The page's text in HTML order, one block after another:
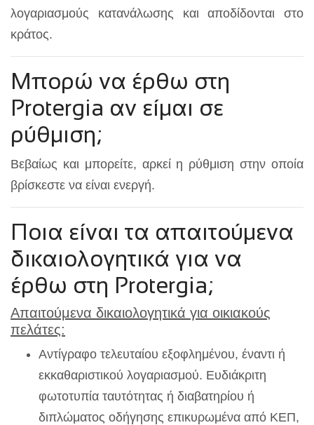
λογαριασμούς κατανάλωσης και αποδίδονται στο
κράτος.
Μπορώ να έρθω στη
Protergia αν είμαι σε
ρύθμιση;
Βεβαίως και μπορείτε, αρκεί η ρύθμιση στην οποία
βρίσκεστε να είναι ενεργή.
Ποια είναι τα απαιτούμενα
δικαιολογητικά για να
έρθω στη Protergia;
Απαιτούμενα δικαιολογητικά για οικιακούς
πελάτες:
Αντίγραφο τελευταίου εξοφλημένου, έναντι ή
εκκαθαριστικού λογαριασμού. Ευδιάκριτη
φωτοτυπία ταυτότητας ή διαβατηρίου ή
διπλώματος οδήγησης επικυρωμένα από ΚΕΠ,